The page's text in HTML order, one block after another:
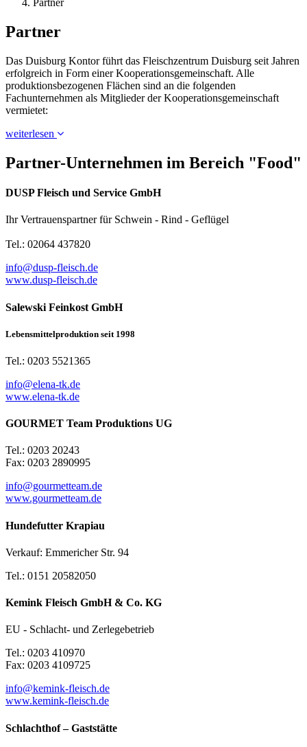
Partner
Partner
Das Duisburg Kontor führt das Fleischzentrum Duisburg seit Jahren
erfolgreich in Form einer Kooperationsgemeinschaft. Alle
produktionsbezogenen Flächen sind an die folgenden
Fachunternehmen als Mitglieder der Kooperationsgemeinschaft
vermietet:
weiterlesen
Partner-Unternehmen im Bereich "Food"
DUSP Fleisch und Service GmbH
Ihr Vertrauenspartner für Schwein - Rind - Geflügel
Tel.: 02064 437820
info@dusp-fleisch.de
www.dusp-fleisch.de
Salewski Feinkost GmbH
Lebensmittelproduktion seit 1998
Tel.: 0203 5521365
info@elena-tk.de
www.elena-tk.de
GOURMET Team Produktions UG
Tel.: 0203 20243
Fax: 0203 2890995
info@gourmetteam.de
www.gourmetteam.de
Hundefutter Krapiau
Verkauf: Emmericher Str. 94
Tel.: 0151 20582050
Kemink Fleisch GmbH & Co. KG
EU - Schlacht- und Zerlegebetrieb
Tel.: 0203 410970
Fax: 0203 4109725
info@kemink-fleisch.de
www.kemink-fleisch.de
Schlachthof – Gaststätte